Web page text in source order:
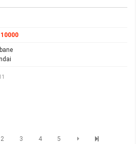
10000
2 3 4 5